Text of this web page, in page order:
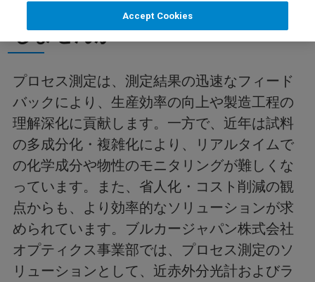
測定を自動化・リアルタイム化
しませんか？
プロセス測定は、測定結果の迅速なフィード
バックにより、生産効率の向上や製造工程の
理解深化に貢献します。一方で、近年は試料
の多成分化・複雑化により、リアルタイムで
の化学成分や物性のモニタリングが難しくな
っています。また、省人化・コスト削減の観
点からも、より効率的なソリューションが求
められています。ブルカージャパン株式会社
オプティクス事業部では、プロセス測定のソ
リューションとして、近赤外分光計およびラ
Accept Cookies